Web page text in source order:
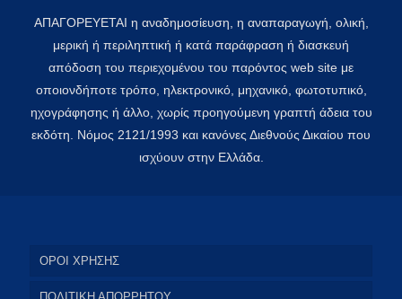
ΑΠΑΓΟΡΕΥΕΤΑΙ η αναδημοσίευση, η αναπαραγωγή, ολική,
μερική ή περιληπτική ή κατά παράφραση ή διασκευή
απόδοση του περιεχομένου του παρόντος web site με
οποιονδήποτε τρόπο, ηλεκτρονικό, μηχανικό, φωτοτυπικό,
ηχογράφησης ή άλλο, χωρίς προηγούμενη γραπτή άδεια του
εκδότη. Νόμος 2121/1993 και κανόνες Διεθνούς Δικαίου που
ισχύουν στην Ελλάδα.
ΟΡΟΙ ΧΡΗΣΗΣ